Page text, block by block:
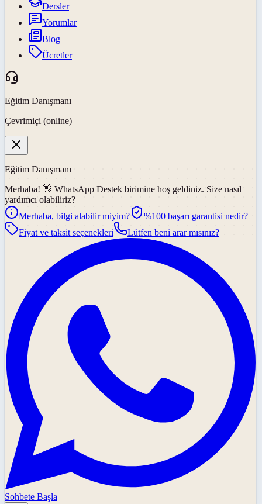
Dersler
Yorumlar
Blog
Ücretler
Eğitim Danışmanı
Çevrimiçi (online)
Eğitim Danışmanı
Merhaba! 👋 WhatsApp Destek birimine hoş geldiniz. Size nasıl
yardımcı olabiliriz?
Merhaba, bilgi alabilir miyim?
%100 başarı garantisi nedir?
Fiyat ve taksit seçenekleri
Lütfen beni arar mısınız?
Sohbete Başla